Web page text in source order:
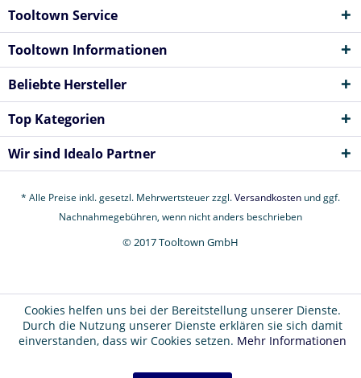
Tooltown Service
Tooltown Informationen
Beliebte Hersteller
Top Kategorien
Wir sind Idealo Partner
* Alle Preise inkl. gesetzl. Mehrwertsteuer zzgl.Versandkosten und ggf.
Nachnahmegebühren, wenn nicht anders beschrieben
© 2017 Tooltown GmbH
Cookies helfen uns bei der Bereitstellung unserer Dienste.
Durch die Nutzung unserer Dienste erklären sie sich damit
einverstanden, dass wir Cookies setzen. Mehr Informationen